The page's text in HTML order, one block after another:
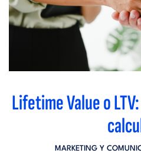
Lifetime Value o
MARKETING Y